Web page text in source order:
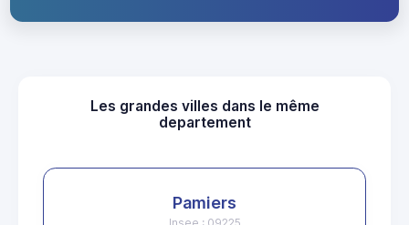
Les grandes villes dans le même
departement
Pamiers